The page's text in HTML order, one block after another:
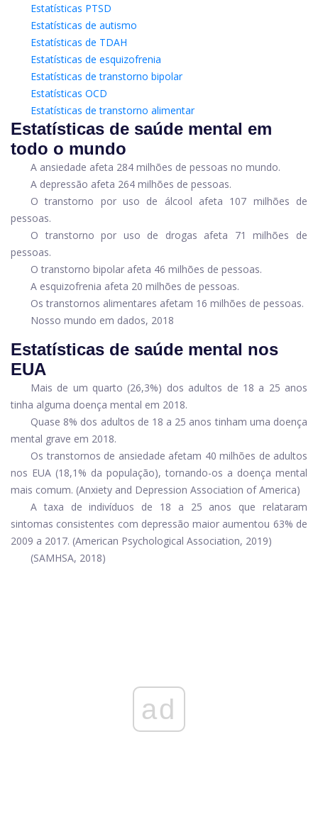
Estatísticas PTSD
Estatísticas de autismo
Estatísticas de TDAH
Estatísticas de esquizofrenia
Estatísticas de transtorno bipolar
Estatísticas OCD
Estatísticas de transtorno alimentar
Estatísticas de saúde mental em
todo o mundo
A ansiedade afeta 284 milhões de pessoas no mundo.
A depressão afeta 264 milhões de pessoas.
O transtorno por uso de álcool afeta 107 milhões de
pessoas.
O transtorno por uso de drogas afeta 71 milhões de
pessoas.
O transtorno bipolar afeta 46 milhões de pessoas.
A esquizofrenia afeta 20 milhões de pessoas.
Os transtornos alimentares afetam 16 milhões de pessoas.
Nosso mundo em dados, 2018
Estatísticas de saúde mental nos
EUA
Mais de um quarto (26,3%) dos adultos de 18 a 25 anos
tinha alguma doença mental em 2018.
Quase 8% dos adultos de 18 a 25 anos tinham uma doença
mental grave em 2018.
Os transtornos de ansiedade afetam 40 milhões de adultos
nos EUA (18,1% da população), tornando-os a doença mental
mais comum. (Anxiety and Depression Association of America)
A taxa de indivíduos de 18 a 25 anos que relataram
sintomas consistentes com depressão maior aumentou 63% de
2009 a 2017. (American Psychological Association, 2019)
(SAMHSA, 2018)
ad